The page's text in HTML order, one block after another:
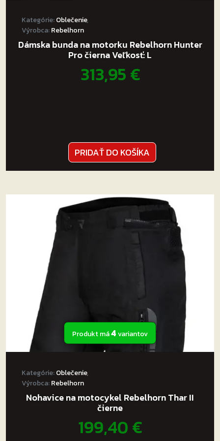
Kategórie:Oblečenie,
Výrobca:Rebelhorn
Dámska bunda na motorku Rebelhorn Hunter
Pro čierna Veľkosť: L
313,95€
PRIDAŤ DO KOŠÍKA
Produkt má4variantov
Kategórie:Oblečenie,
Výrobca:Rebelhorn
Nohavice na motocykel Rebelhorn Thar II
čierne
199,40€